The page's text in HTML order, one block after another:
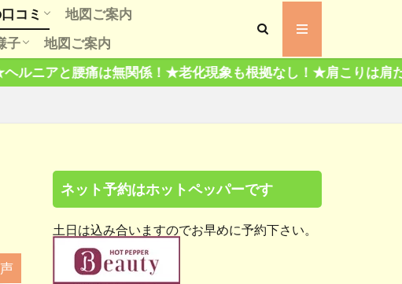
ら
コミ
喜びの声
口コミ 評判
の口コミ評判
地図ご案内
子
ポーツ、有名人交遊録
康
地図ご案内
！★老化現象も根拠なし！★肩こりは肩だけもんでも治らな
ネット予約はホットペッパーです
土日は込み合いますのでお早めに予約下さい。